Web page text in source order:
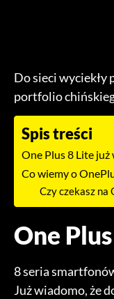
Do sieci wyciekły
portfolio
Spis treści
One Plus 8 Lite już
Co wiemy o
Czy czekasz na
One
8 seria
Już wiadomo, że